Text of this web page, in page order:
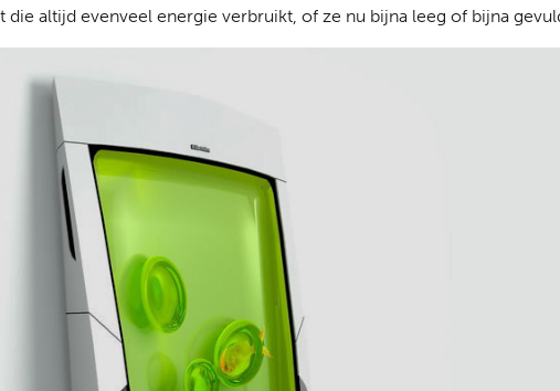
die altijd evenveel energie verbruikt, of ze nu bijna leeg of bijna